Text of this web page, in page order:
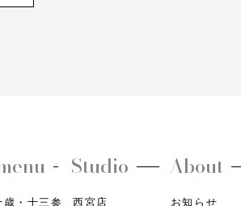
歳・十三参
Studio
西宮店
About
お知らせ